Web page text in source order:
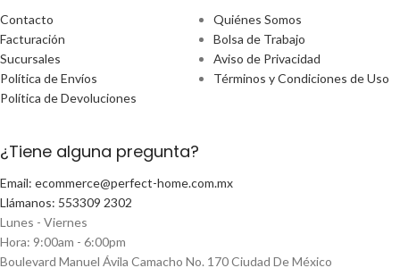
Contacto
Facturación
Sucursales
Política de Envíos
Política de Devoluciones
Quiénes Somos
Bolsa de Trabajo
Aviso de Privacidad
Términos y Condiciones de Uso
¿Tiene alguna pregunta?
Email: ecommerce@perfect-home.com.mx
Llámanos: 553309 2302
Lunes - Viernes
Hora: 9:00am - 6:00pm
Boulevard Manuel Ávila Camacho No. 170 Ciudad De México